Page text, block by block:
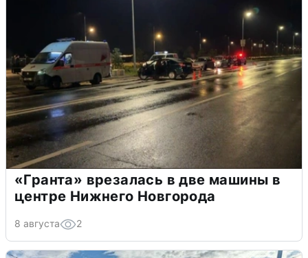
«Гранта» врезалась в две машины в
центре Нижнего Новгорода
8 августа 2